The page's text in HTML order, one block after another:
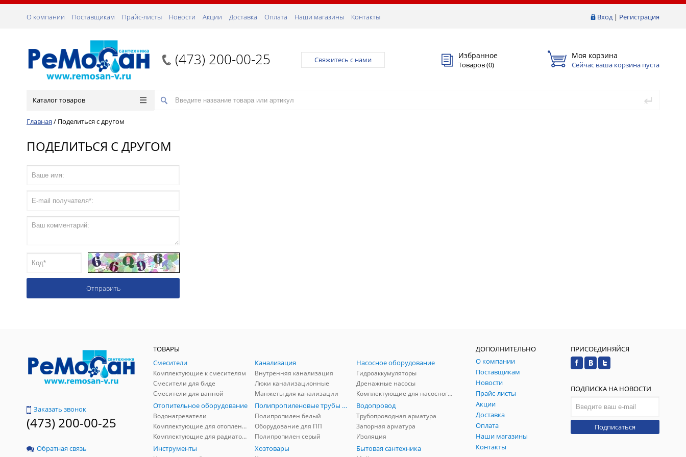
Вход| Регистрация
О компании Поставщикам Прайс-листы Новости Акции Доставка Оплата Наши магазины Контакты
(473) 200-00-25 Свяжитесь с нами Избранное
Товаров (0)
Моя корзина
Сейчас ваша корзина пуста
Каталог товаров
Главная / Поделиться с другом
ПОДЕЛИТЬСЯ С ДРУГОМ
Заказать звонок
(473) 200-00-25
Обратная связь
ТОВАРЫ
Смесители
Комплектующие к смесителям
Смесители для биде
Смесители для ванной
Канализация
Внутренняя канализация
Люки канализационные
Манжеты для канализации
Насосное оборудование
Гидроаккумуляторы
Дренажные насосы
Комплектующие для насосного оборудования
Отопительное оборудование
Водонагреватели
Комплектующие для отопления
Комплектующие для радиаторов
Полипропиленовые трубы и фитинги
Полипропилен белый
Оборудование для ПП
Полипропилен серый
Водопровод
Трубопроводная арматура
Запорная арматура
Изоляция
Инструменты Хозтовары Бытовая сантехника
ДОПОЛНИТЕЛЬНО
О компании
Поставщикам
Новости
Прайс-листы
Акции
Доставка
Оплата
Наши магазины
Контакты
ПРИСОЕДИНЯЙСЯ
ПОДПИСКА НА НОВОСТИ
Подписаться